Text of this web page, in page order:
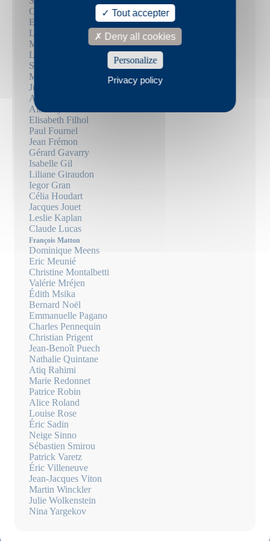
Christophe Carpentier
Emmanuel Carrère
Louise Chennevière
Marie Darrieussecq
Louise Desbrusses
Suzanne Doppelt
Mary Dorsan
Julie Douard
Arthur Dreyfus
Aiat Fayez
Elisabeth Filhol
Paul Fournel
Jean Frémon
Gérard Gavarry
Isabelle Gil
Liliane Giraudon
Iegor Gran
Célia Houdart
Jacques Jouet
Leslie Kaplan
Claude Lucas
François Matton
Dominique Meens
Eric Meunié
Christine Montalbetti
Valérie Mréjen
Édith Msika
Bernard Noël
Emmanuelle Pagano
Charles Pennequin
Christian Prigent
Jean-Benoît Puech
Nathalie Quintane
Atiq Rahimi
Marie Redonnet
Patrice Robin
Alice Roland
Louise Rose
Éric Sadin
Neige Sinno
Sébastien Smirou
Patrick Varetz
Éric Villeneuve
Jean-Jacques Viton
Martin Winckler
Julie Wolkenstein
Nina Yargekov
Tout accepter
Deny all cookies
Personalize
Privacy policy